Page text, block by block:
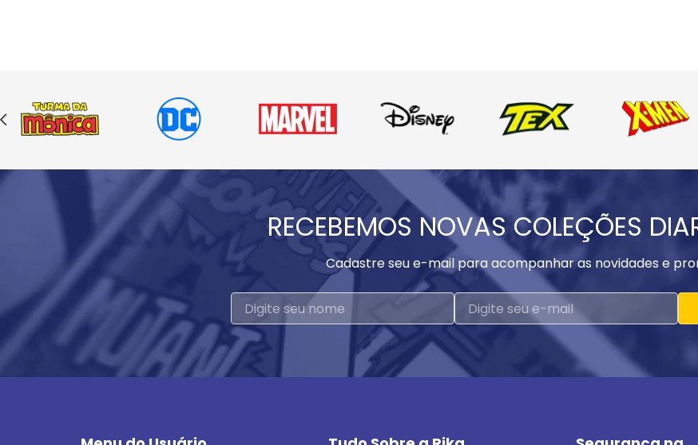
RECEBEMOS NOVAS COLEÇÕES
Cadastre seu e-mail para acompanhar as novidades e